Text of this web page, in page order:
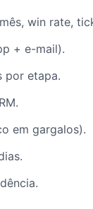
win rate,
+ e-mail).
por etapa.
em gargalos).